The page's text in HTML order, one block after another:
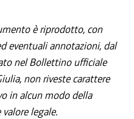
è riprodotto, con
eventuali annotazioni, dal
nel Bollettino ufficiale
non riveste carattere
in alcun modo della
legale.